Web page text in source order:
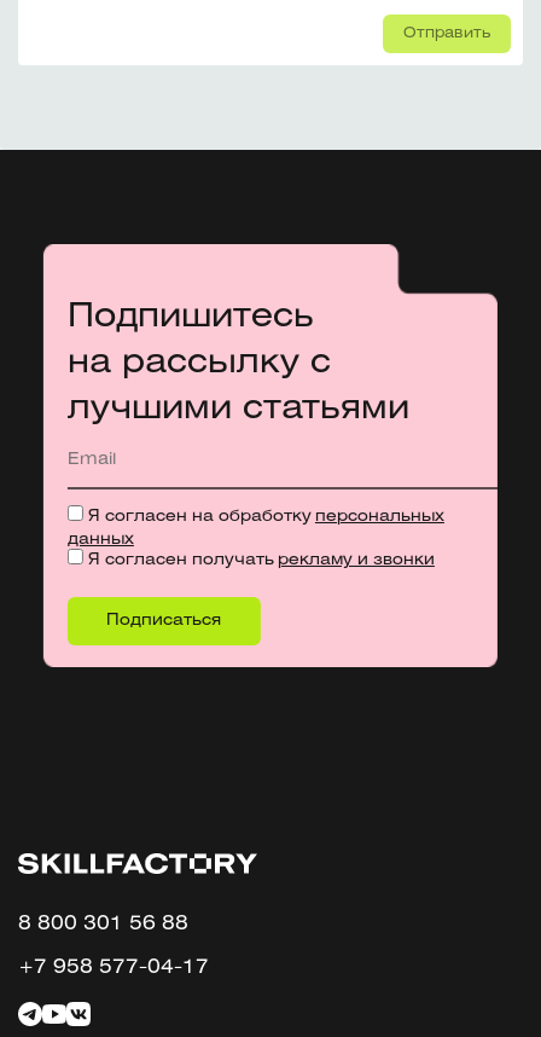
Отправить
Подпишитесь
на рассылку с
лучшими статьями
Я согласен на обработку персональных
данных
Я согласен получать рекламу и звонки
8 800 301 56 88
+7 958 577-04-17